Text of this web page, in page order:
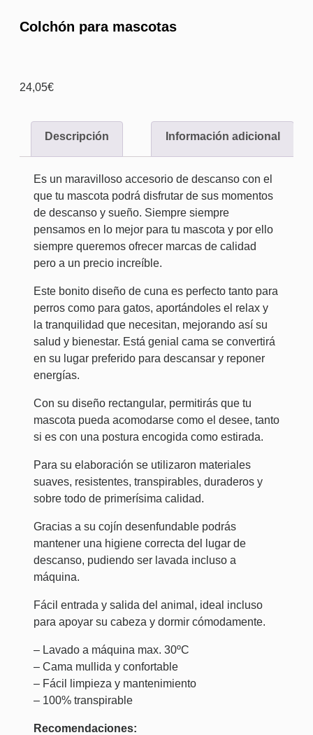
Colchón para mascotas
24,05€
Descripción Información adicional
Es un maravilloso accesorio de descanso con el
que tu mascota podrá disfrutar de sus momentos
de descanso y sueño. Siempre siempre
pensamos en lo mejor para tu mascota y por ello
siempre queremos ofrecer marcas de calidad
pero a un precio increíble.
Este bonito diseño de cuna es perfecto tanto para
perros como para gatos, aportándoles el relax y
la tranquilidad que necesitan, mejorando así su
salud y bienestar. Está genial cama se convertirá
en su lugar preferido para descansar y reponer
energías.
Con su diseño rectangular, permitirás que tu
mascota pueda acomodarse como el desee, tanto
si es con una postura encogida como estirada.
Para su elaboración se utilizaron materiales
suaves, resistentes, transpirables, duraderos y
sobre todo de primerísima calidad.
Gracias a su cojín desenfundable podrás
mantener una higiene correcta del lugar de
descanso, pudiendo ser lavada incluso a
máquina.
Fácil entrada y salida del animal, ideal incluso
para apoyar su cabeza y dormir cómodamente.
– Lavado a máquina max. 30ºC
– Cama mullida y confortable
– Fácil limpieza y mantenimiento
– 100% transpirable
Recomendaciones: